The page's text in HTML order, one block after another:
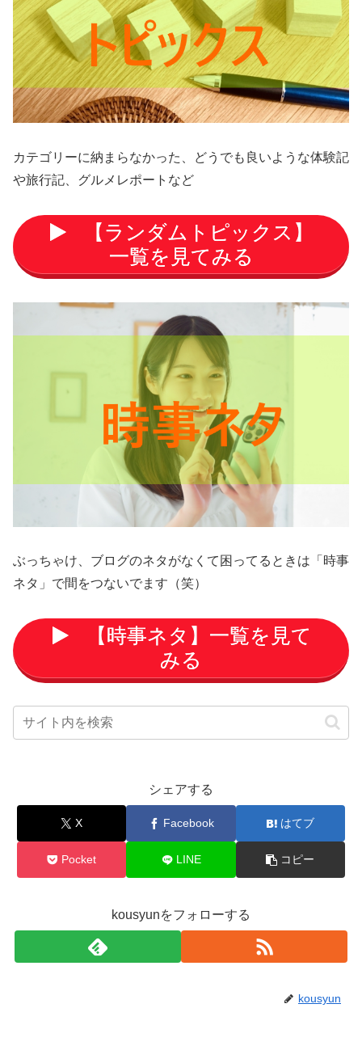
カテゴリーに納まらなかった、どうでも良いような体験記
や旅行記、グルメレポートなど
【ランダムトピックス】
一覧を見てみる
ぶっちゃけ、ブログのネタがなくて困ってるときは「時事
ネタ」で間をつないでます（笑）
【時事ネタ】一覧を見て
みる
シェアする
X Facebook はてブ
Pocket LINE コピー
kousyunをフォローする
kousyun